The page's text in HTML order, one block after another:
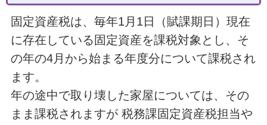
固定資産税は、毎年1月1日（賦課期日）現在
に存在している固定資産を課税対象とし、そ
の年の4月から始まる年度分について課税され
ます。
年の途中で取り壊した家屋については、その
まま課税されますが 税務課固定資産税担当や